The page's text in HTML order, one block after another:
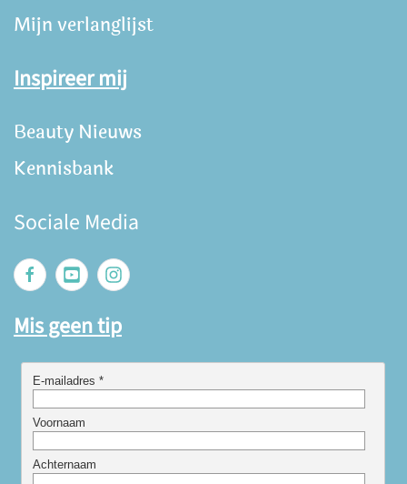
Mijn verlanglijst
Inspireer mij
Beauty Nieuws
Kennisbank
Sociale Media
Mis geen tip